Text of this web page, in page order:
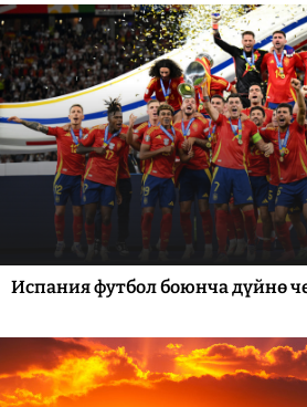
Испания футбол боюнча дүйнө